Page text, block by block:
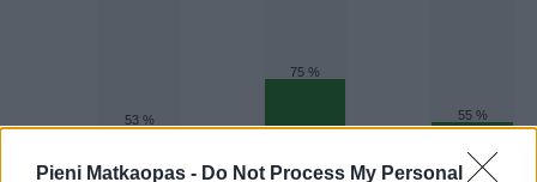
Pieni Matkaopas - Do Not Process My Personal
53 %
48 %
75 %
47 %
55 %